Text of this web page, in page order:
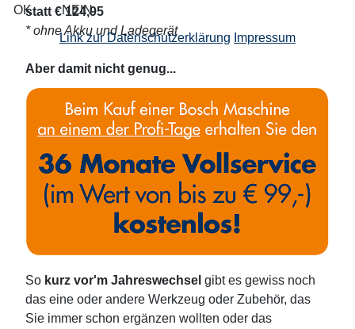
statt € 124,95
* ohne Akku und Ladegerät
Aber damit nicht genug...
So kurz vor'm Jahreswechsel gibt es gewiss noch
das eine oder andere Werkzeug oder Zubehör, das
Sie immer schon ergänzen wollten oder das
OK NEIN
Link zur Datenschutzerklärung Impressum